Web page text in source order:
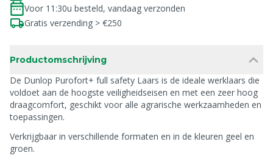
Voor 11:30u besteld, vandaag verzonden
Gratis verzending > €250
Productomschrijving
De Dunlop Purofort+ full safety Laars is de ideale werklaars die
voldoet aan de hoogste veiligheidseisen en met een zeer hoog
draagcomfort, geschikt voor alle agrarische werkzaamheden en
toepassingen.
Verkrijgbaar in verschillende formaten en in de kleuren geel en
groen.